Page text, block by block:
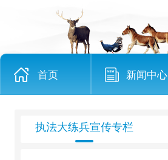
首页 新闻中心
执法大练兵宣传专栏